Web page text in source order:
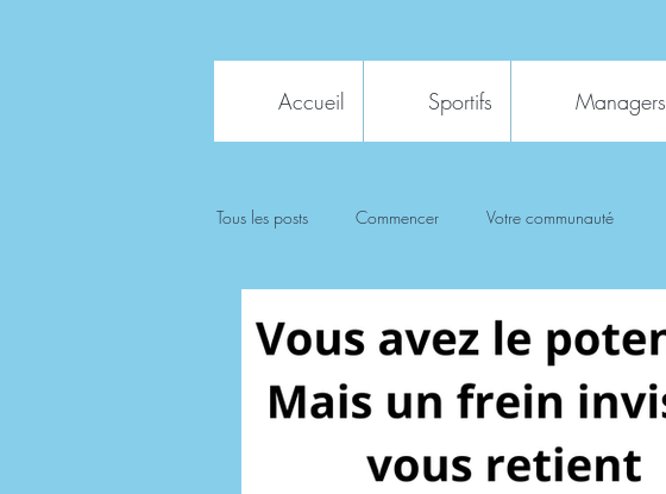
Accueil Sportifs Managers
Tous les posts Commencer Votre communauté